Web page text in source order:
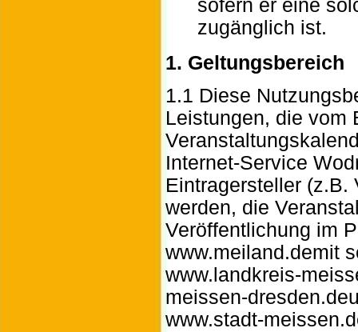
sofern er eine
zugänglich ist.
1. Geltungsbereich
1.1 Diese
Leistungen, die vom
Internet-Service
Eintragersteller (z.B.
werden, die
Veröffentlichung im
www.meiland.demit
www.landkreis-
meissen-
www.stadt-